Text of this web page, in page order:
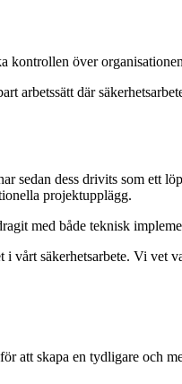
över
arbetssätt där
sedan dess drivits som ett
projektupplägg.
med både teknisk
vårt säkerhetsarbete. Vi vet
att skapa en tydligare och